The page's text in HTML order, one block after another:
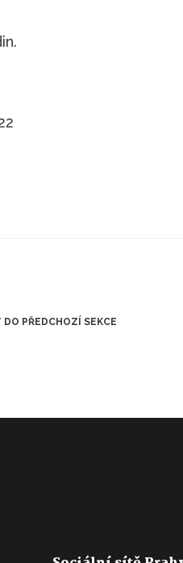
DO PŘEDCHOZÍ SEKCE